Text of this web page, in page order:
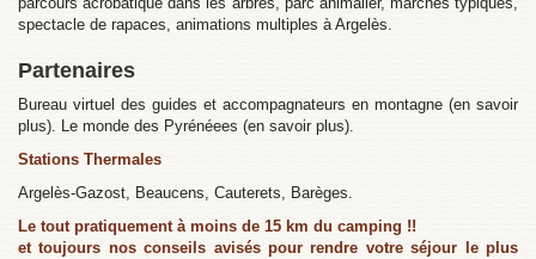
spectacle de rapaces, animations multiples à Argelès.
Partenaires
Bureau virtuel des guides et accompagnateurs en montagne (en savoir
plus). Le monde des Pyrénéees (en savoir plus).
Stations Thermales
Argelès-Gazost, Beaucens, Cauterets, Barèges.
Le tout pratiquement à moins de 15 km du camping !!
et toujours nos conseils avisés pour rendre votre séjour le plus